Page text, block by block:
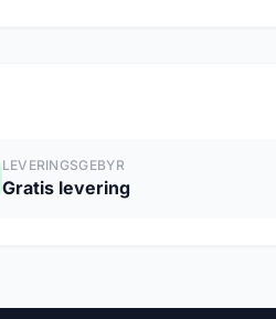
LEVERINGSGEBYR
Gratis levering